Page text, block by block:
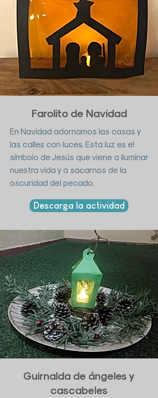
Farolito de Navidad
En Navidad adornamos las casas y
las calles con luces. Esta luz es el
símbolo de Jesús que viene a iluminar
nuestra vida y a sacarnos de la
oscuridad del pecado.
Descarga la actividad
Guirnalda de ángeles y
cascabeles